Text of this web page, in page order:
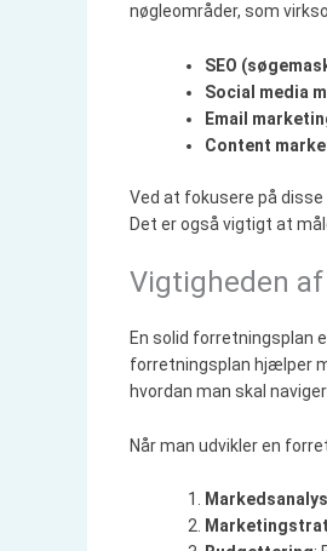
nøgleområder, som
SEO
Social media
Email
Content
Ved at fokusere på
Det er også vigtigt at
Vigtigheden
En solid forretningsplan
forretningsplan hjælper
hvordan man skal
Når man udvikler en